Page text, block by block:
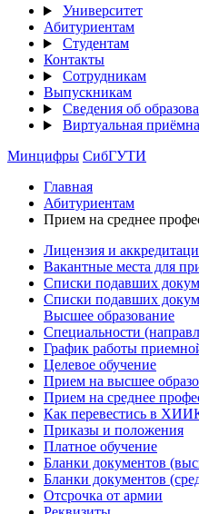
Университет
Абитуриентам
Студентам
Контакты
Сотрудникам
Выпускникам
Сведения об
Виртуальная
Минцифры СибГУТИ
Главная
Абитуриентам
Прием на среднее
Лицензия и
Вакантные места для
Списки подавших
Списки подавших
Высшее образование
Специальности
График работы
Целевое обучение
Прием на высшее
Прием на среднее
Как перевестись в
Приказы и положения
Платное обучение
Бланки документов
Бланки документов
Отсрочка от армии